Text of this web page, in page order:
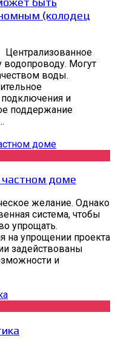
(колодец
Централизованное
Могут
воды.
подключения и
поддержание
частном доме
желание. Однако
система, чтобы
упрощать.
на упрощении проекта
задействованы
и